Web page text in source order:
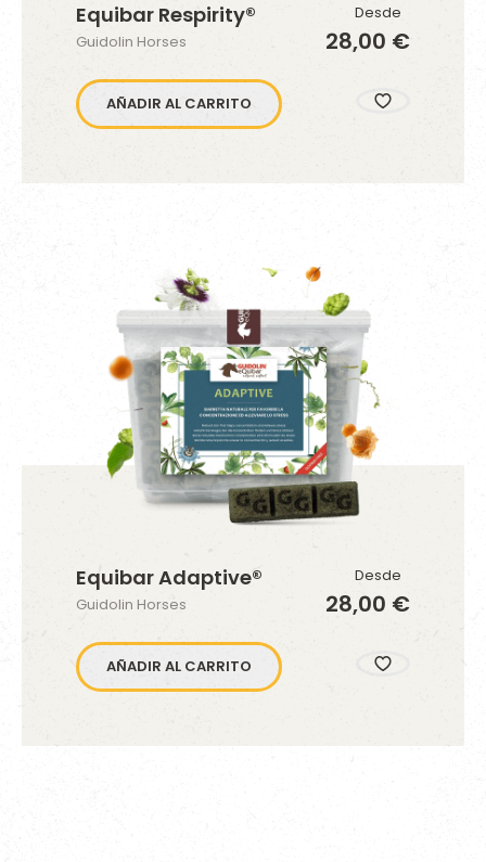
Equibar Respirity®
Guidolin Horses
Desde
28,00 €
AÑADIR AL CARRITO
Equibar Adaptive®
Guidolin Horses
Desde
28,00 €
AÑADIR AL CARRITO